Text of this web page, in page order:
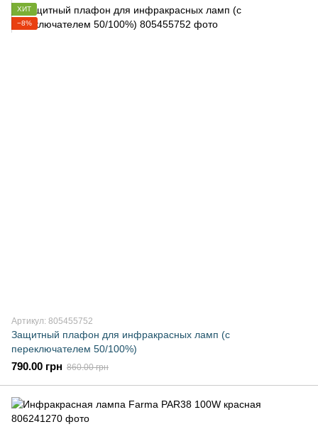
ХИТ
−8%
Артикул: 805455752
Защитный плафон для инфракрасных ламп (с
переключателем 50/100%)
790.00 грн 860.00 грн